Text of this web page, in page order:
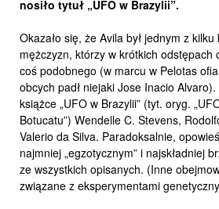
nosiło tytuł „UFO w Brazylii”.
Okazało się, że Avila był jednym z kilku
mężczyzn, którzy w krótkich odstępach
coś podobnego (w marcu w Pelotas
obcych padł niejaki Jose Inacio
książce „UFO w Brazylii” (tyt. oryg.
Botucatu”) Wendelle C. Stevens,
Valerio da Silva. Paradoksalnie,
najmniej „egzotycznym” i najskładniej
ze wszystkich opisanych. (Inne
związane z eksperymentami